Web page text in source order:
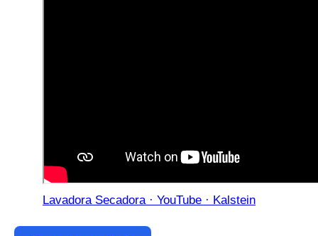
Lavadora Secadora · YouTube · Kalstein